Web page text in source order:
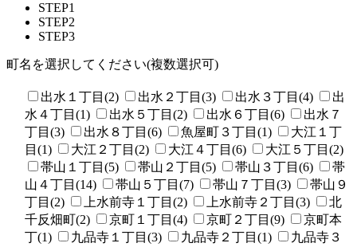
STEP1
STEP2
STEP3
町名を選択してください(複数選択可)
出水１丁目(2) 出水２丁目(3) 出水３丁目(4)
出
水４丁目(1)
出水５丁目(2) 出水６丁目(6)
出水７
丁目(3)
出水８丁目(6) 魚屋町３丁目(1)
大江１丁
目(1)
大江２丁目(2) 大江４丁目(6)
大江５丁目(2)
帯山１丁目(5)
帯山２丁目(5) 帯山３丁目(6)
帯
山４丁目(14)
帯山５丁目(7) 帯山７丁目(3)
帯山９
丁目(2)
上水前寺１丁目(2) 上水前寺２丁目(3)
北
千反畑町(2)
京町１丁目(4) 京町２丁目(9)
京町本
丁(1)
九品寺１丁目(3) 九品寺２丁目(1)
九品寺３